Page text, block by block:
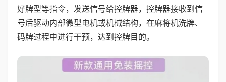
好牌型等指令，发送信号给控牌器，控牌器接收到信
号后驱动内部微型电机或机械结构，在麻将机洗牌、
码牌过程中进行干预，达到控牌目的。